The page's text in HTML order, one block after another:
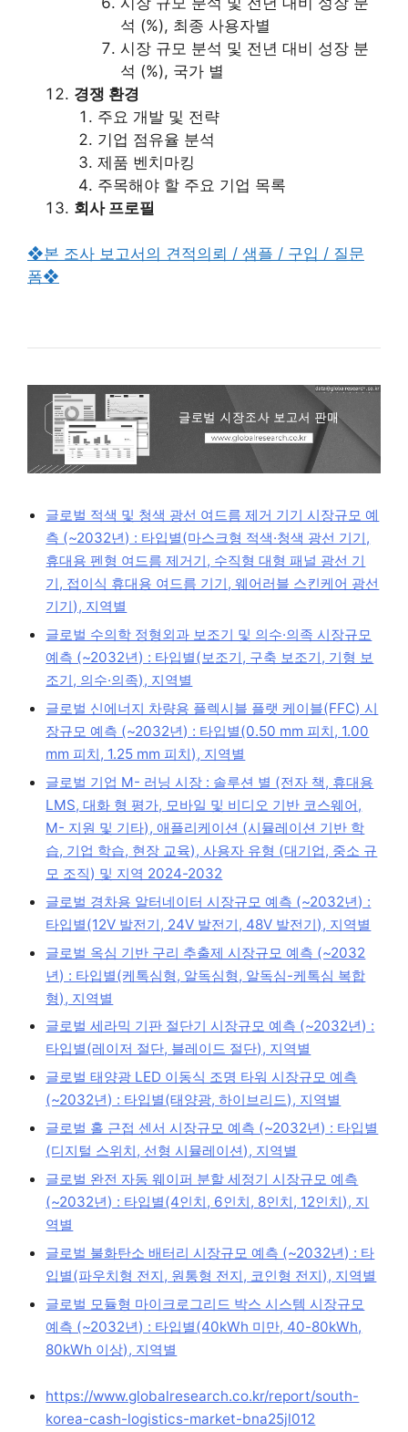
석 (%), 최종 사용자별
시장 규모 분석 및 전년 대비 성장 분
석 (%), 국가 별
경쟁 환경
주요 개발 및 전략
기업 점유율 분석
제품 벤치마킹
주목해야 할 주요 기업 목록
회사 프로필
❖본 조사 보고서의 견적의뢰 / 샘플 / 구입 / 질문
폼❖
글로벌 적색 및 청색 광선 여드름 제거 기기 시장규모 예
측 (~2032년) : 타입별(마스크형 적색·청색 광선 기기,
휴대용 펜형 여드름 제거기, 수직형 대형 패널 광선 기
기, 접이식 휴대용 여드름 기기, 웨어러블 스킨케어 광선
기기), 지역별
글로벌 수의학 정형외과 보조기 및 의수·의족 시장규모
예측 (~2032년) : 타입별(보조기, 구축 보조기, 기형 보
조기, 의수·의족), 지역별
글로벌 신에너지 차량용 플렉시블 플랫 케이블(FFC) 시
장규모 예측 (~2032년) : 타입별(0.50 mm 피치, 1.00
mm 피치, 1.25 mm 피치), 지역별
글로벌 기업 M- 러닝 시장 : 솔루션 별 (전자 책, 휴대용
LMS, 대화 형 평가, 모바일 및 비디오 기반 코스웨어,
M- 지원 및 기타), 애플리케이션 (시뮬레이션 기반 학
습, 기업 학습, 현장 교육), 사용자 유형 (대기업, 중소 규
모 조직) 및 지역 2024-2032
글로벌 경차용 알터네이터 시장규모 예측 (~2032년) :
타입별(12V 발전기, 24V 발전기, 48V 발전기), 지역별
글로벌 옥심 기반 구리 추출제 시장규모 예측 (~2032
년) : 타입별(케톡심형, 알독심형, 알독심-케톡심 복합
형), 지역별
글로벌 세라믹 기판 절단기 시장규모 예측 (~2032년) :
타입별(레이저 절단, 블레이드 절단), 지역별
글로벌 태양광 LED 이동식 조명 타워 시장규모 예측
(~2032년) : 타입별(태양광, 하이브리드), 지역별
글로벌 홀 근접 센서 시장규모 예측 (~2032년) : 타입별
(디지털 스위치, 선형 시뮬레이션), 지역별
글로벌 완전 자동 웨이퍼 분할 세정기 시장규모 예측
(~2032년) : 타입별(4인치, 6인치, 8인치, 12인치), 지
역별
글로벌 불화탄소 배터리 시장규모 예측 (~2032년) : 타
입별(파우치형 전지, 원통형 전지, 코인형 전지), 지역별
글로벌 모듈형 마이크로그리드 박스 시스템 시장규모
예측 (~2032년) : 타입별(40kWh 미만, 40-80kWh,
80kWh 이상), 지역별
https://www.globalresearch.co.kr/report/south-
korea-cash-logistics-market-bna25jl012